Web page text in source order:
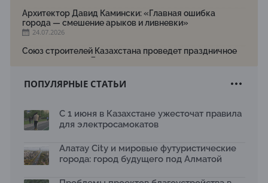
Архитектор Давид Камински: «Главная ошибка
города — смешение арыков и ливневки»
24.07.2026
Союз строителей Казахстана проведет праздничное
мероприятие ко Дню строителя
Новый Строительный кодекс: что изменилось для
17.07.2026
рободоставки в Астане
15.07.2026
ПОПУЛЯРНЫЕ СТАТЬИ
С 1 июня в Казахстане ужесточат правила
для электросамокатов
Алатау City и мировые футуристические
города: город будущего под Алматой